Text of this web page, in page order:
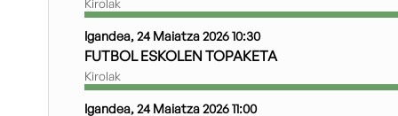
Igandea, 24 Maiatza 2026 10:30
FUTBOL ESKOLEN TOPAKETA
Kirolak
Igandea, 24 Maiatza 2026 11:00